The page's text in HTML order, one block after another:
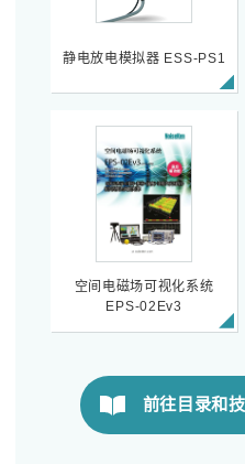
静电放电模拟器 ESS-PS1
空间电磁场可视化系统
EPS-02Ev3
前往目录和